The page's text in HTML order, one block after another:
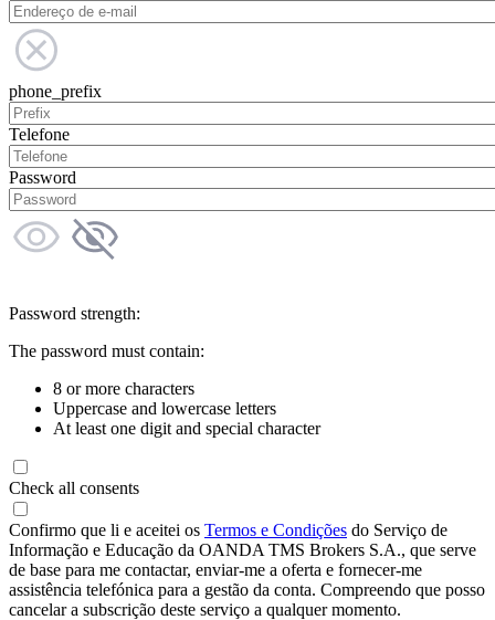
phone_prefix
Telefone
Password
Password strength:
The password must contain:
8 or more characters
Uppercase and lowercase letters
At least one digit and special character
Check all consents
Confirmo que li e aceitei os Termos e Condições do Serviço de
Informação e Educação da OANDA TMS Brokers S.A., que serve
de base para me contactar, enviar-me a oferta e fornecer-me
assistência telefónica para a gestão da conta. Compreendo que posso
cancelar a subscrição deste serviço a qualquer momento.